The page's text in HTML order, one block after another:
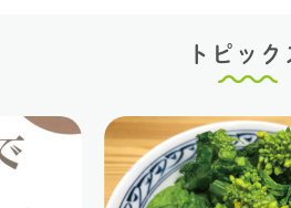
トピック